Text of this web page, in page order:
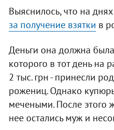
Выяснилось, что на
за получение взятки в
Деньги она должна
которого в тот день на
2 тыс. грн - принесли
рожениц. Однако
мечеными. После этого
нее остались муж и